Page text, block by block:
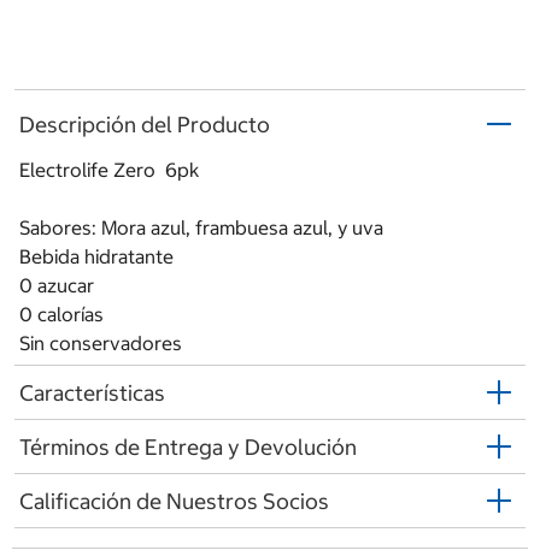
Descripción del Producto
Electrolife Zero 6pk
Sabores: Mora azul, frambuesa azul, y uva
Bebida hidratante
0 azucar
0 calorías
Sin conservadores
Características
Términos de Entrega y Devolución
Calificación de Nuestros Socios